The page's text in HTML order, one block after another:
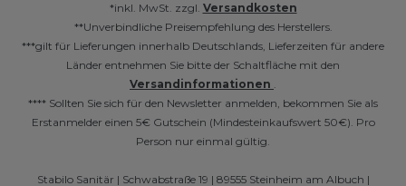
*inkl. MwSt. zzgl. Versandkosten
**Unverbindliche Preisempfehlung des Herstellers.
***gilt für Lieferungen innerhalb Deutschlands, Lieferzeiten für andere
Länder entnehmen Sie bitte der Schaltfläche mit den
Versandinformationen .
**** Sollten Sie sich für den Newsletter anmelden, bekommen Sie als
Erstanmelder einen 5€ Gutschein (Mindesteinkaufswert 50€). Pro
Person nur einmal gültig.
Stabilo Sanitär | Schwabstraße 19 | 89555 Steinheim am Albuch |